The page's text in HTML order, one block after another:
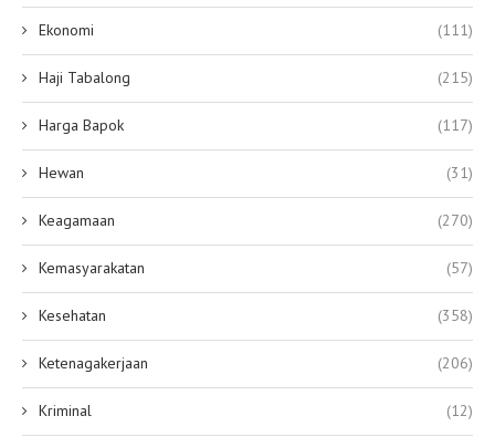
Ekonomi (111)
Haji Tabalong (215)
Harga Bapok (117)
Hewan (31)
Keagamaan (270)
Kemasyarakatan (57)
Kesehatan (358)
Ketenagakerjaan (206)
Kriminal (12)